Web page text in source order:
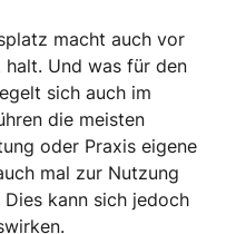
macht auch vor
halt. Und was für den
sich auch im
die meisten
oder Praxis eigene
mal zur Nutzung
kann sich jedoch